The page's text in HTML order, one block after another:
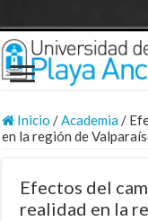
Inicio /Academia/
en la región de
Efectos del
realidad en la